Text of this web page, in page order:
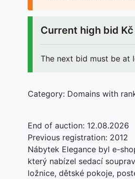
Current high bid
The next bid must be at
Category: Domains with
End of auction: 12.08.2026
Previous registration: 2012
Nábytek Elegance byl e-
který nabízel sedací
ložnice, dětské pokoje,